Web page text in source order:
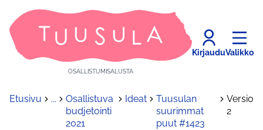
OSALLISTUMISALUSTA
KirjauduValikko
Etusivu ...
Osallistuva
budjetointi
2021
Ideat
Tuusulan
suurimmat
puut #1423
Versio
2